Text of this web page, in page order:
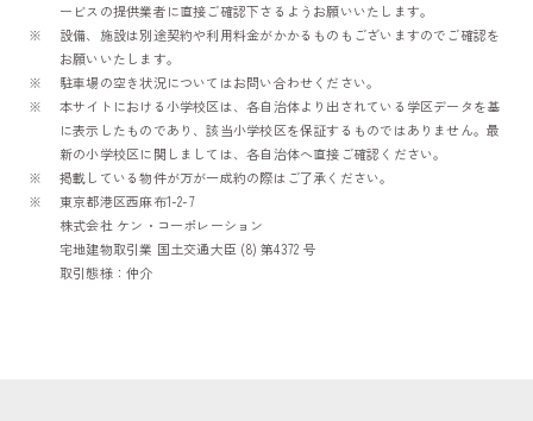
ービスの提供業者に直接ご確認下さるようお願いいたします。
設備、施設は別途契約や利用料金がかかるものもございますのでご確認を
お願いいたします。
駐車場の空き状況についてはお問い合わせください。
本サイトにおける小学校区は、各自治体より出されている学区データを基
に表示したものであり、該当小学校区を保証するものではありません。最
新の小学校区に関しましては、各自治体へ直接ご確認ください。
掲載している物件が万が一成約の際はご了承ください。
東京都港区西麻布1-2-7
株式会社 ケン・コーポレーション
宅地建物取引業 国土交通大臣 (8) 第4372 号
取引態様：仲介